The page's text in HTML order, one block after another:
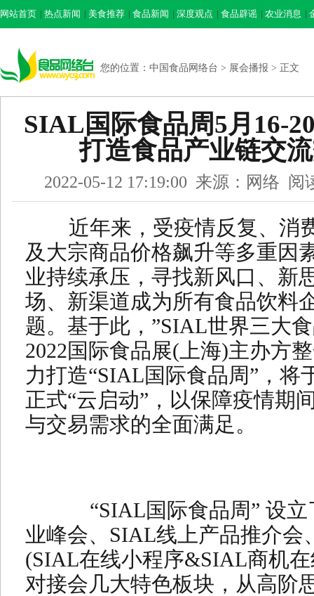
网站首页 | 热点新闻 | 美食推荐 | 食品新闻 | 深度观点 | 食品辟谣 | 农业消息 |
您的位置： 中国食品网络台 > 展会播报 > 正文
SIAL国际食品周5月16-
打造食品产业链交
2022-05-12 17:19:00 来源：网络
近年来，受疫情反复、消
及大宗商品价格飙升等多重因
业持续承压，寻找新风口、新
场、新渠道成为所有食品饮料
题。基于此，”SIAL世界三大
2022国际食品展(上海)主办方
力打造“SIAL国际食品周”，将
正式“云启动”，以保障疫情期
与交易需求的全面满足。
“SIAL国际食品周” 设立
业峰会、SIAL线上产品推介会
(SIAL在线小程序&SIAL商机在
对接会几大特色板块，从高阶